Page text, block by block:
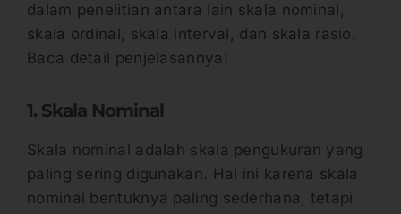
dalam penelitian antara lain skala nominal,
skala ordinal, skala interval, dan skala rasio.
Baca detail penjelasannya!
1. Skala Nominal
Skala nominal adalah skala pengukuran yang
paling sering digunakan. Hal ini karena skala
nominal bentuknya paling sederhana, tetapi